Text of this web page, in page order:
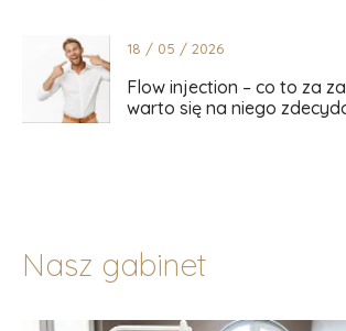
18 / 05 / 2026
Flow injection – co to za
warto się na niego
Nasz gabinet